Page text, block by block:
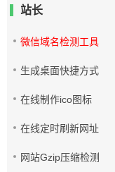
站长
微信域名检测工具
生成桌面快捷方式
在线制作ico图标
在线定时刷新网址
网站Gzip压缩检测